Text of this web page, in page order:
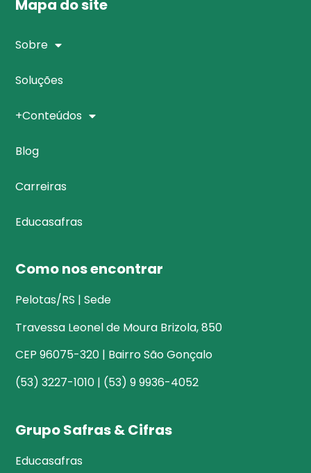
Mapa do site
Sobre
Soluções
+Conteúdos
Blog
Carreiras
Educasafras
Como nos encontrar
Pelotas/RS | Sede
Travessa Leonel de Moura Brizola, 850
CEP 96075-320 | Bairro São Gonçalo
(53) 3227-1010 | (53) 9 9936-4052
Grupo Safras & Cifras
Educasafras